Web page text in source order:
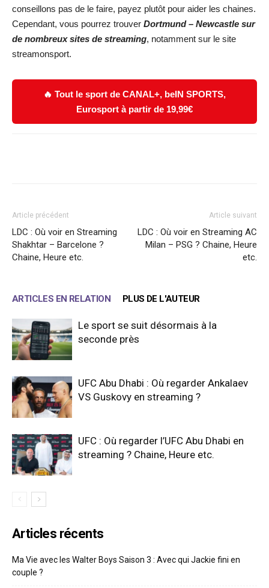
conseillons pas de le faire, payez plutôt pour aider les chaines.
Cependant, vous pourrez trouver Dortmund – Newcastle sur
de nombreux sites de streaming, notamment sur le site
streamonsport.
🔥 Tout le sport de CANAL+, beIN SPORTS,
Eurosport à partir de 19,99€
Article précédent
LDC : Où voir en Streaming
Shakhtar – Barcelone ?
Chaine, Heure etc.
Article suivant
LDC : Où voir en Streaming AC
Milan – PSG ? Chaine, Heure
etc.
ARTICLES EN RELATION PLUS DE L'AUTEUR
Le sport se suit désormais à la
seconde près
UFC Abu Dhabi : Où regarder Ankalaev
VS Guskovy en streaming ?
UFC : Où regarder l’UFC Abu Dhabi en
streaming ? Chaine, Heure etc.
Articles récents
Ma Vie avec les Walter Boys Saison 3 : Avec qui Jackie fini en
couple ?